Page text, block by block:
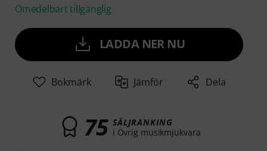
Omedelbart tillgänglig
LADDA NER NU
Bokmärk Jämför Dela
75 SÄLJRANKING
i Övrig musikmjukvara